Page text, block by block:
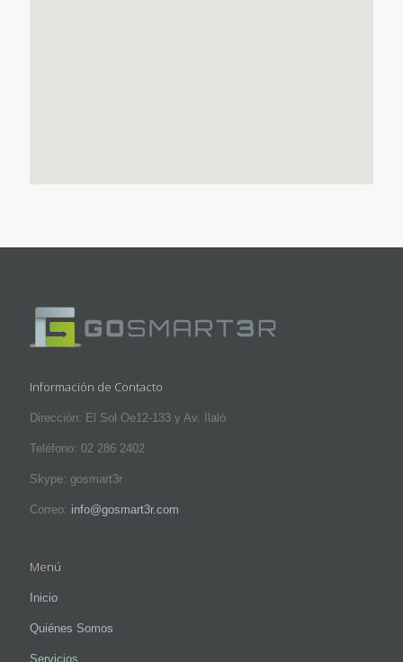
Información de Contacto
Dirección: El Sol Oe12-133 y Av. Ilaló
Teléfono: 02 286 2402
Skype: gosmart3r
Correo: info@gosmart3r.com
Menú
Inicio
Quiénes Somos
Servicios